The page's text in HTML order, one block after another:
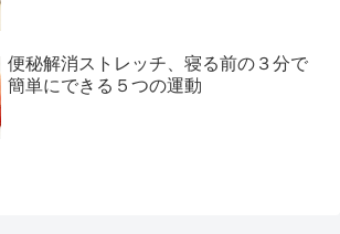
便秘解消ストレッチ、寝る前の３分で
簡単にできる５つの運動